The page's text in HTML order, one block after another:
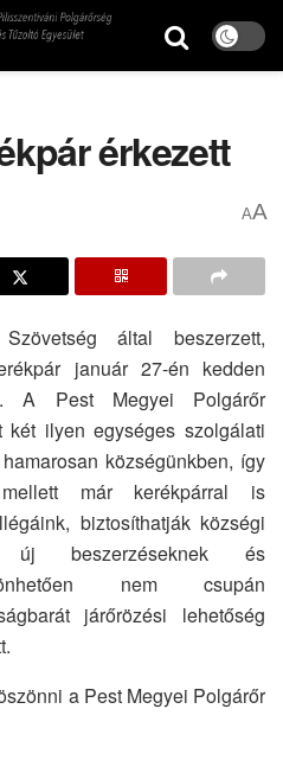
érkezett
AA
által beszerzett,
január 27-én kedden
A Pest Megyei Polgárőr
két ilyen egységes szolgálati
községünkben, így
már kerékpárral is
biztosíthatják községi
új beszerzéseknek és
nem csupán
járőrözési lehetőség
a Pest Megyei Polgárőr